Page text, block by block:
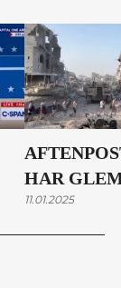
HAR
EGEN
11.01.2025